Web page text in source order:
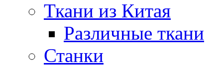
Ткани из Китая
Различные ткани
Станки